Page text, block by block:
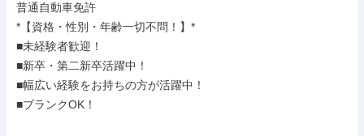
普通自動車免許
*【資格・性別・年齢一切不問！】*
■未経験者歓迎！
■新卒・第二新卒活躍中！
■幅広い経験をお持ちの方が活躍中！
■ブランクOK！